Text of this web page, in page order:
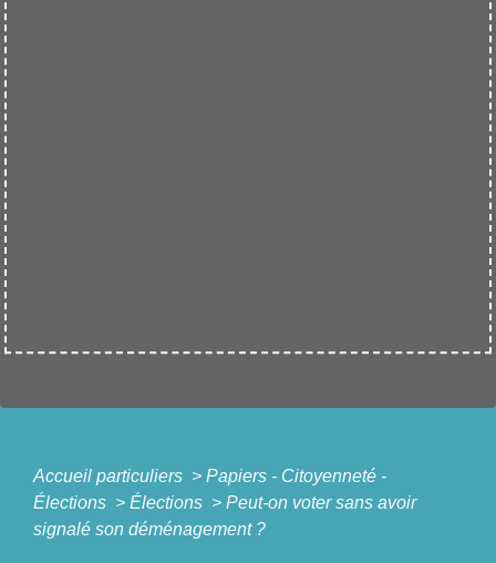
Accueil particuliers > Papiers - Citoyenneté -
Élections > Élections > Peut-on voter sans avoir
signalé son déménagement ?